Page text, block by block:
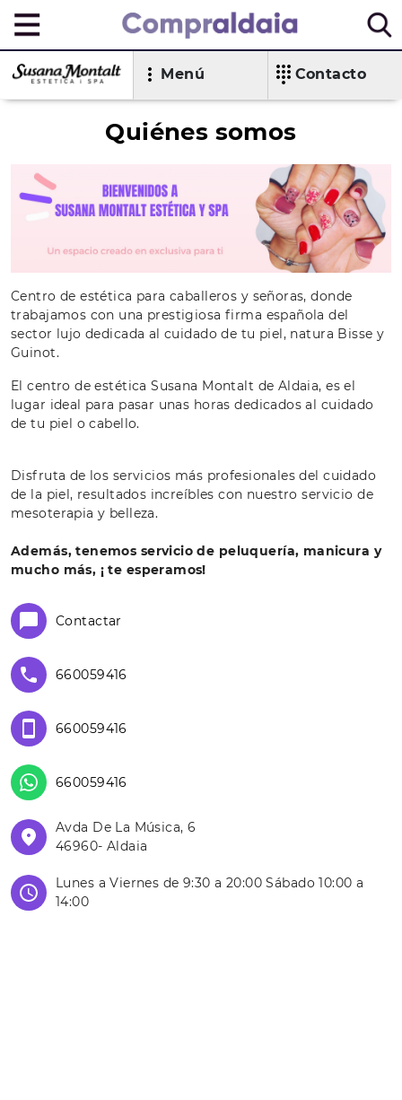
Menú Contacto
Quiénes somos
Centro de estética para caballeros y señoras, donde
trabajamos con una prestigiosa firma española del
sector lujo dedicada al cuidado de tu piel, natura Bisse y
Guinot.
El centro de estética Susana Montalt de Aldaia, es el
lugar ideal para pasar unas horas dedicados al cuidado
de tu piel o cabello.
Disfruta de los servicios más profesionales del cuidado
de la piel, resultados increíbles con nuestro servicio de
mesoterapia y belleza.
Además, tenemos servicio de peluquería, manicura y
mucho más, ¡ te esperamos!
Contactar
660059416
660059416
660059416
Avda De La Música, 6
46960- Aldaia
Lunes a Viernes de 9:30 a 20:00 Sábado 10:00 a
14:00